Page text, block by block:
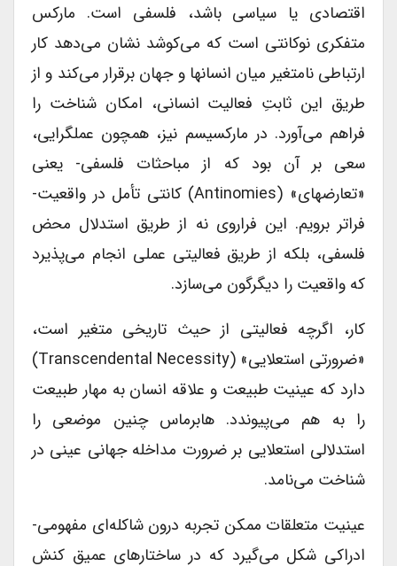
اقتصادی یا سیاسی باشد، فلسفی است. مارکس
متفکری نوکانتی است که می‌کوشد نشان می‌دهد کار
ارتباطی نامتغیر میان انسانها و جهان برقرار می‌کند و از
طریق این ثابتِ فعالیت انسانی، امکان شناخت را
فراهم می‌آورد. در مارکسیسم نیز، همچون عملگرایی،
سعی بر آن بود که از مباحثات فلسفی- یعنی
«تعارضهای» (antinomies) کانتی تأمل در واقعیت-
فراتر برویم. این فراروی نه از طریق استدلال محض
فلسفی، بلکه از طریق فعالیتی عملی انجام می‌پذیرد
که واقعیت را دیگرگون می‌سازد.
کار، اگرچه فعالیتی از حیث تاریخی متغیر است،
«ضرورتی استعلایی» (transcendental Necessity)
دارد که عینیت طبیعت و علاقه انسان به مهار طبیعت
را به هم می‌پیوندد. هابرماس چنین موضعی را
استدلالی استعلایی بر ضرورت مداخله جهانی عینی در
شناخت می‌نامد.
عینیت متعلقات ممکن تجربه درون شاکله‌ای مفهومی-
ادراکی شکل می‌گیرد که در ساختارهای عمیق کنش